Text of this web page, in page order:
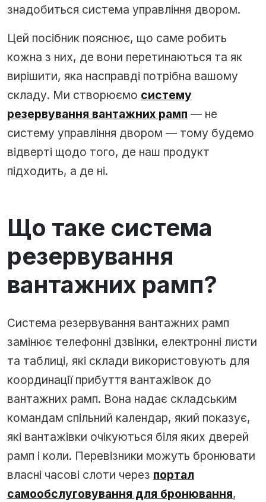
знадобиться система управління двором.
Цей посібник пояснює, що саме робить
кожна з них, де вони перетинаються та як
вирішити, яка насправді потрібна вашому
складу. Ми створюємо систему
резервування вантажних рамп — не
систему управління двором — тому будемо
відверті щодо того, де наш продукт
підходить, а де ні.
Що таке система
резервування
вантажних рамп?
Система резервування вантажних рамп
замінює телефонні дзвінки, електронні листи
та таблиці, які склади використовують для
координації прибуття вантажівок до
вантажних рамп. Вона надає складським
командам спільний календар, який показує,
які вантажівки очікуються біля яких дверей
рамп і коли. Перевізники можуть бронювати
власні часові слоти через портал
самообслуговування для бронювання,